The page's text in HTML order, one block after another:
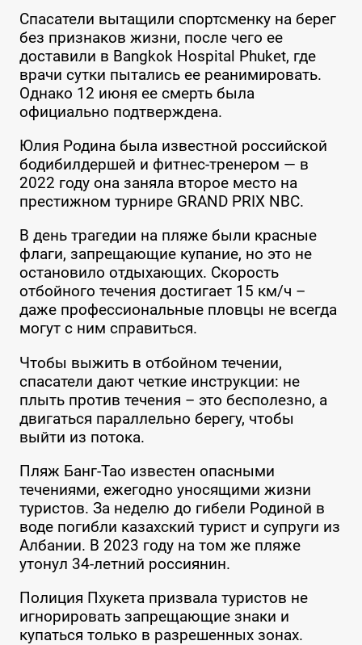
Спасатели вытащили спортсменку на берег
без признаков жизни, после чего ее
доставили в Bangkok Hospital Phuket, где
врачи сутки пытались ее реанимировать.
Однако 12 июня ее смерть была
официально подтверждена.
Юлия Родина была известной российской
бодибилдершей и фитнес-тренером — в
2022 году она заняла второе место на
престижном турнире GRAND PRIX NBC.
В день трагедии на пляже были красные
флаги, запрещающие купание, но это не
остановило отдыхающих. Скорость
отбойного течения достигает 15 км/ч –
даже профессиональные пловцы не всегда
могут с ним справиться.
Чтобы выжить в отбойном течении,
спасатели дают четкие инструкции: не
плыть против течения – это бесполезно, а
двигаться параллельно берегу, чтобы
выйти из потока.
Пляж Банг-Тао известен опасными
течениями, ежегодно уносящими жизни
туристов. За неделю до гибели Родиной в
воде погибли казахский турист и супруги из
Албании. В 2023 году на том же пляже
утонул 34-летний россиянин.
Полиция Пхукета призвала туристов не
игнорировать запрещающие знаки и
купаться только в разрешенных зонах.